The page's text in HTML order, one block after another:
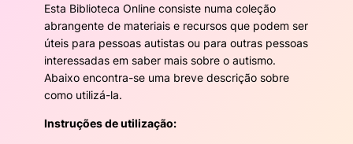
Esta Biblioteca Online consiste numa coleção
abrangente de materiais e recursos que podem ser
úteis para pessoas autistas ou para outras pessoas
interessadas em saber mais sobre o autismo.
Abaixo encontra-se uma breve descrição sobre
como utilizá-la.
Instruções de utilização: